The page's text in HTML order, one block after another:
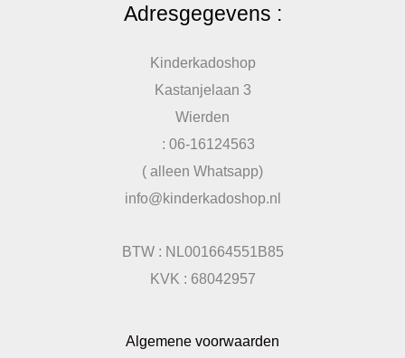
Adresgegevens :
Kinderkadoshop
Kastanjelaan 3
Wierden
: 06-16124563
( alleen Whatsapp)
info@kinderkadoshop.nl
BTW : NL001664551B85
KVK : 68042957
Algemene voorwaarden